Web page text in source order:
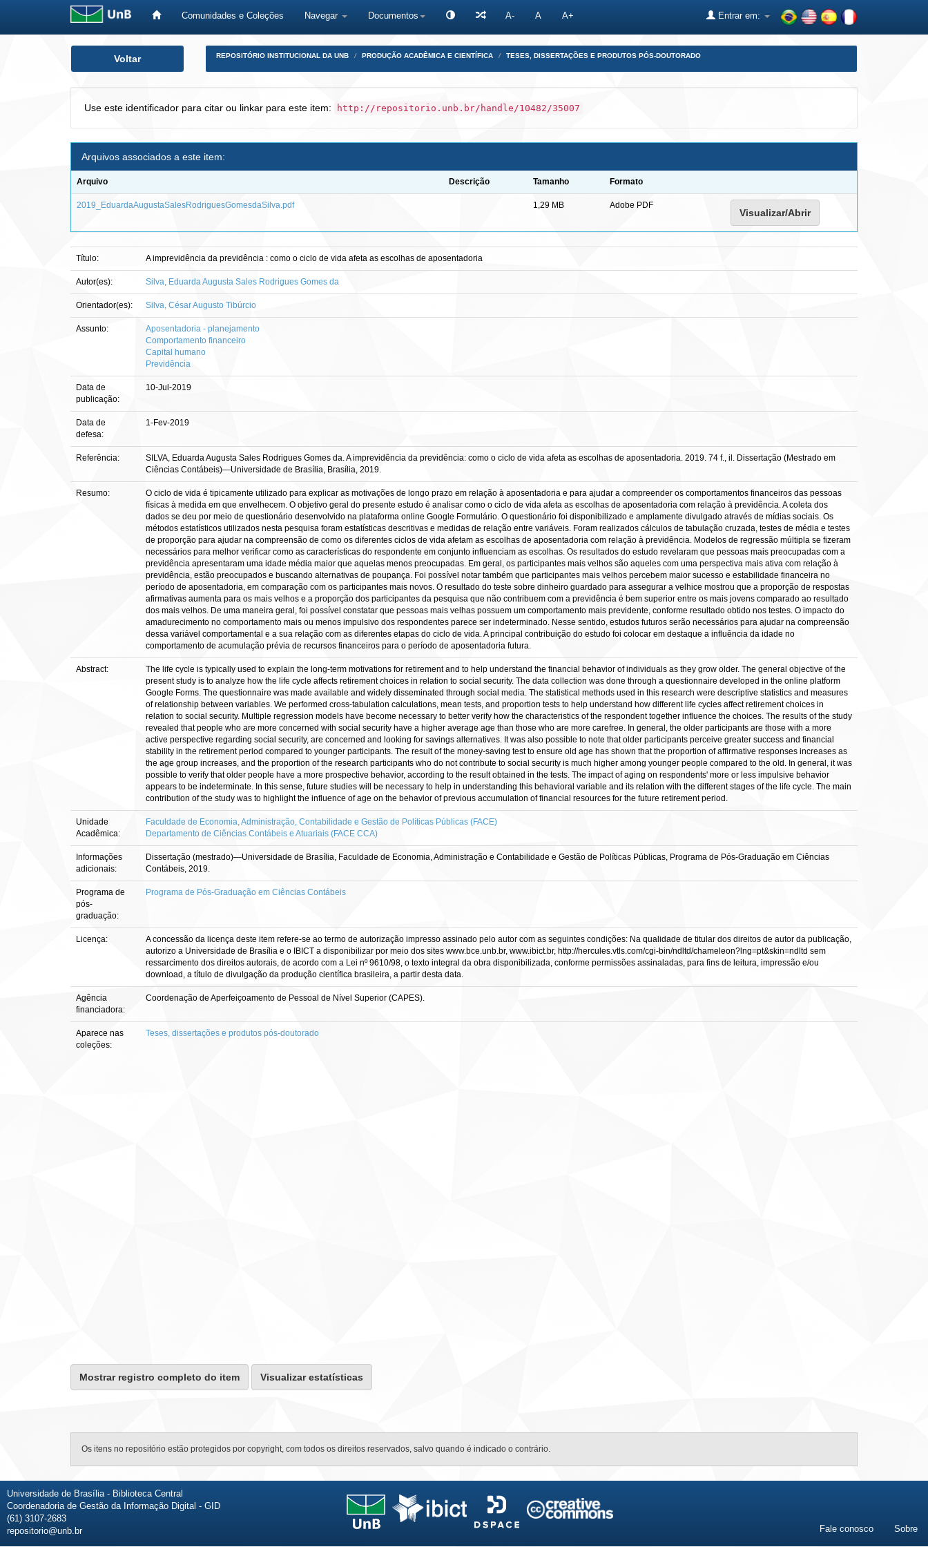
Comunidades e Coleções Navegar Documentos A- A A+ Entrar em:
Voltar REPOSITÓRIO INSTITUCIONAL DA UNB PRODUÇÃO ACADÊMICA E CIENTÍFICA TESES, DISSERTAÇÕES E PRODUTOS PÓS-DOUTORADO
Use este identificador para citar ou linkar para este item: http://repositorio.unb.br/handle/10482/35007
Arquivos associados a este item:
Arquivo Descrição Tamanho Formato
2019_EduardaAugustaSalesRodriguesGomesdaSilva.pdf 1,29 MB Adobe PDF
Visualizar/Abrir
Título: A imprevidência da previdência : como o ciclo de vida afeta as escolhas de aposentadoria
Autor(es): Silva, Eduarda Augusta Sales Rodrigues Gomes da
Orientador(es): Silva, César Augusto Tibúrcio
Assunto:
Aposentadoria - planejamento
Comportamento financeiro
Capital humano
Previdência
Data de
publicação:
10-Jul-2019
Data de
defesa:
1-Fev-2019
Referência:
SILVA, Eduarda Augusta Sales Rodrigues Gomes da. A imprevidência da previdência: como o ciclo de vida afeta as escolhas de aposentadoria. 2019. 74 f., il. Dissertação (Mestrado em
Ciências Contábeis)—Universidade de Brasília, Brasília, 2019.
Resumo:
O ciclo de vida é tipicamente utilizado para explicar as motivações de longo prazo em relação à aposentadoria e para ajudar a compreender os comportamentos financeiros das pessoas
físicas à medida em que envelhecem. O objetivo geral do presente estudo é analisar como o ciclo de vida afeta as escolhas de aposentadoria com relação à previdência. A coleta dos
dados se deu por meio de questionário desenvolvido na plataforma online Google Formulário. O questionário foi disponibilizado e amplamente divulgado através de mídias sociais. Os
métodos estatísticos utilizados nesta pesquisa foram estatísticas descritivas e medidas de relação entre variáveis. Foram realizados cálculos de tabulação cruzada, testes de média e testes
de proporção para ajudar na compreensão de como os diferentes ciclos de vida afetam as escolhas de aposentadoria com relação à previdência. Modelos de regressão múltipla se fizeram
necessários para melhor verificar como as características do respondente em conjunto influenciam as escolhas. Os resultados do estudo revelaram que pessoas mais preocupadas com a
previdência apresentaram uma idade média maior que aquelas menos preocupadas. Em geral, os participantes mais velhos são aqueles com uma perspectiva mais ativa com relação à
previdência, estão preocupados e buscando alternativas de poupança. Foi possível notar também que participantes mais velhos percebem maior sucesso e estabilidade financeira no
período de aposentadoria, em comparação com os participantes mais novos. O resultado do teste sobre dinheiro guardado para assegurar a velhice mostrou que a proporção de respostas
afirmativas aumenta para os mais velhos e a proporção dos participantes da pesquisa que não contribuem com a previdência é bem superior entre os mais jovens comparado ao resultado
dos mais velhos. De uma maneira geral, foi possível constatar que pessoas mais velhas possuem um comportamento mais previdente, conforme resultado obtido nos testes. O impacto do
amadurecimento no comportamento mais ou menos impulsivo dos respondentes parece ser indeterminado. Nesse sentido, estudos futuros serão necessários para ajudar na compreensão
dessa variável comportamental e a sua relação com as diferentes etapas do ciclo de vida. A principal contribuição do estudo foi colocar em destaque a influência da idade no
comportamento de acumulação prévia de recursos financeiros para o período de aposentadoria futura.
Abstract:
The life cycle is typically used to explain the long-term motivations for retirement and to help understand the financial behavior of individuals as they grow older. The general objective of the
present study is to analyze how the life cycle affects retirement choices in relation to social security. The data collection was done through a questionnaire developed in the online platform
Google Forms. The questionnaire was made available and widely disseminated through social media. The statistical methods used in this research were descriptive statistics and measures
of relationship between variables. We performed cross-tabulation calculations, mean tests, and proportion tests to help understand how different life cycles affect retirement choices in
relation to social security. Multiple regression models have become necessary to better verify how the characteristics of the respondent together influence the choices. The results of the study
revealed that people who are more concerned with social security have a higher average age than those who are more carefree. In general, the older participants are those with a more
active perspective regarding social security, are concerned and looking for savings alternatives. It was also possible to note that older participants perceive greater success and financial
stability in the retirement period compared to younger participants. The result of the money-saving test to ensure old age has shown that the proportion of affirmative responses increases as
the age group increases, and the proportion of the research participants who do not contribute to social security is much higher among younger people compared to the old. In general, it was
possible to verify that older people have a more prospective behavior, according to the result obtained in the tests. The impact of aging on respondents' more or less impulsive behavior
appears to be indeterminate. In this sense, future studies will be necessary to help in understanding this behavioral variable and its relation with the different stages of the life cycle. The main
contribution of the study was to highlight the influence of age on the behavior of previous accumulation of financial resources for the future retirement period.
Unidade
Acadêmica:
Faculdade de Economia, Administração, Contabilidade e Gestão de Políticas Públicas (FACE)
Departamento de Ciências Contábeis e Atuariais (FACE CCA)
Informações
adicionais:
Dissertação (mestrado)—Universidade de Brasília, Faculdade de Economia, Administração e Contabilidade e Gestão de Políticas Públicas, Programa de Pós-Graduação em Ciências
Contábeis, 2019.
Programa de
pós-
graduação:
Programa de Pós-Graduação em Ciências Contábeis
Licença:
A concessão da licença deste item refere-se ao termo de autorização impresso assinado pelo autor com as seguintes condições: Na qualidade de titular dos direitos de autor da publicação,
autorizo a Universidade de Brasília e o IBICT a disponibilizar por meio dos sites www.bce.unb.br, www.ibict.br, http://hercules.vtls.com/cgi-bin/ndltd/chameleon?lng=pt&skin=ndltd sem
ressarcimento dos direitos autorais, de acordo com a Lei nº 9610/98, o texto integral da obra disponibilizada, conforme permissões assinaladas, para fins de leitura, impressão e/ou
download, a título de divulgação da produção científica brasileira, a partir desta data.
Agência
financiadora:
Coordenação de Aperfeiçoamento de Pessoal de Nível Superior (CAPES).
Aparece nas
coleções:
Teses, dissertações e produtos pós-doutorado
Mostrar registro completo do item Visualizar estatísticas
Os itens no repositório estão protegidos por copyright, com todos os direitos reservados, salvo quando é indicado o contrário.
Universidade de Brasília - Biblioteca Central
Coordenadoria de Gestão da Informação Digital - GID
(61) 3107-2683
repositorio@unb.br
Fale conosco Sobre